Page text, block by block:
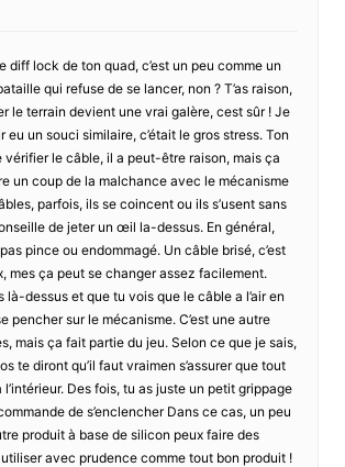
diff lock de ton quad, c’est un peu comme un
qui refuse de se lancer, non ? T’as raison,
le terrain devient une vrai galère, cest sûr ! Je
eu un souci similaire, c’était le gros stress. Ton
vérifier le câble, il a peut-être raison, mais ça
un coup de la malchance avec le mécanisme
parfois, ils se coincent ou ils s’usent sans
de jeter un œil la-dessus. En général,
pas pince ou endommagé. Un câble brisé, c’est
mes ça peut se changer assez facilement.
là-dessus et que tu vois que le câble a l’air en
pencher sur le mécanisme. C’est une autre
mais ça fait partie du jeu. Selon ce que je sais,
te diront qu’il faut vraimen s’assurer que tout
Des fois, tu as juste un petit grippage
de s’enclencher Dans ce cas, un peu
produit à base de silicon peux faire des
avec prudence comme tout bon produit !